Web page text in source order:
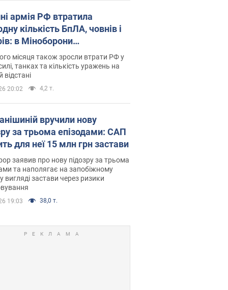
армія РФ втратила
кількість БпЛА, човнів і
в Міноборони
статистику
місяця також зросли втрати РФ у
танках та кількість уражень на
відстані
20:02 4,2 т.
вручили нову
за трьома епізодами: САП
для неї 15 млн грн застави
заявив про нову підозру за трьома
та наполягає на запобіжному
вигляді застави через ризики
19:03 38,0 т.